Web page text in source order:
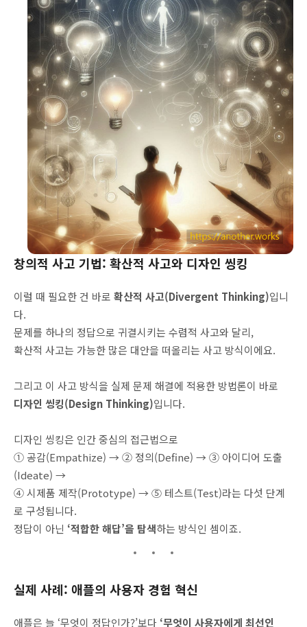
창의적 사고 기법: 확산적 사고와 디자인 씽킹
이럴 때 필요한 건 바로 확산적 사고(Divergent Thinking)입니
다.
문제를 하나의 정답으로 귀결시키는 수렴적 사고와 달리,
확산적 사고는 가능한 많은 대안을 떠올리는 사고 방식이에요.
그리고 이 사고 방식을 실제 문제 해결에 적용한 방법론이 바로
디자인 씽킹(Design Thinking)입니다.
디자인 씽킹은 인간 중심의 접근법으로
① 공감(Empathize) → ② 정의(Define) → ③ 아이디어 도출
(Ideate) →
④ 시제품 제작(Prototype) → ⑤ 테스트(Test)라는 다섯 단계
로 구성됩니다.
정답이 아닌 ‘적합한 해답’을 탐색하는 방식인 셈이죠.
실제 사례: 애플의 사용자 경험 혁신
애플은 늘 ‘무엇이 정답인가?’보다 ‘무엇이 사용자에게 최선인